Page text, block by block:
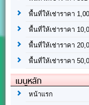
พื้นที่ให้เช่าราคา
พื้นที่ให้เช่าราคา
พื้นที่ให้เช่าราคา
พื้นที่ให้เช่าราคา
เมนูหลัก
หน้าแรก